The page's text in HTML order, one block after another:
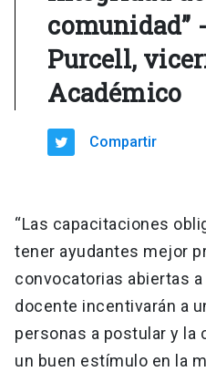
comunidad”
Purcell,
Académico
Compartir
“Las capacitaciones
tener ayudantes mejor
convocatorias abiertas
docente incentivarán a
personas a postular y
un buen estímulo en la